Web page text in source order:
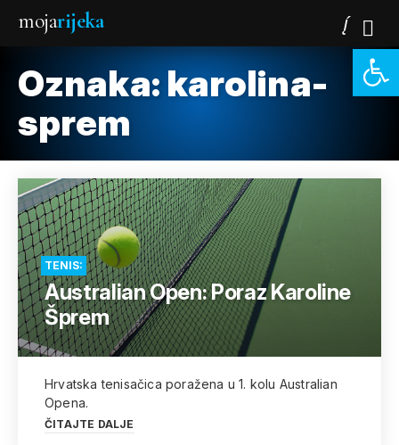
mojarijeka
Oznaka: karolina-
sprem
TENIS:
Australian Open: Poraz Karoline
Šprem
Hrvatska tenisačica poražena u 1. kolu Australian
Opena.
ČITAJTE DALJE